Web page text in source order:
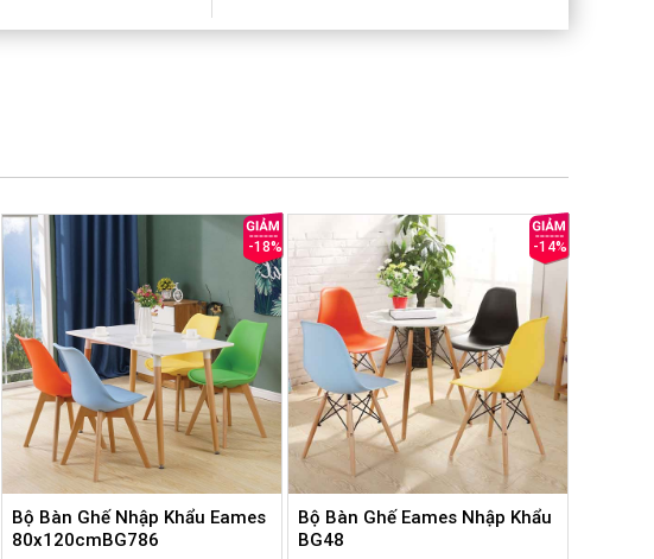
-18%
Bộ Bàn Ghế Nhập Khẩu Eames
80x120cmBG786
-14%
Bộ Bàn Ghế Eames Nhập Khẩu
BG48